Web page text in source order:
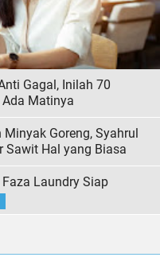
Gagal, Inilah 70
Matinya
Minyak Goreng, Syahrul
Sawit Hal yang Biasa
Laundry Siap